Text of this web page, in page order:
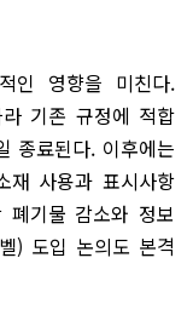
인 영향을 미친다.
기존 규정에 적합
종료된다. 이후에는
재 사용과 표시사항
폐기물 감소와 정보
) 도입 논의도 본격